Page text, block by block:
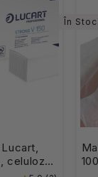
celuloza
În Stoc